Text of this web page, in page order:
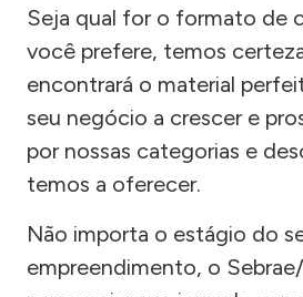
Seja qual for o formato de
você prefere, temos
encontrará o material
seu negócio a crescer e
por nossas categorias e
temos a oferecer.
Não importa o estágio do
empreendimento, o